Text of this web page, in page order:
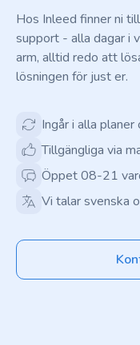
Hos Inleed finner ni
support - alla dagar i
arm, alltid redo att
lösningen för just er.
Ingår i alla
Tillgängliga via
Öppet 08-21
Vi talar svenska